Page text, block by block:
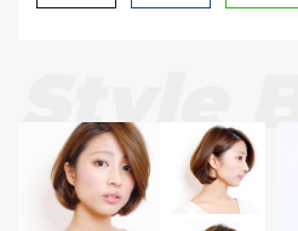
Style